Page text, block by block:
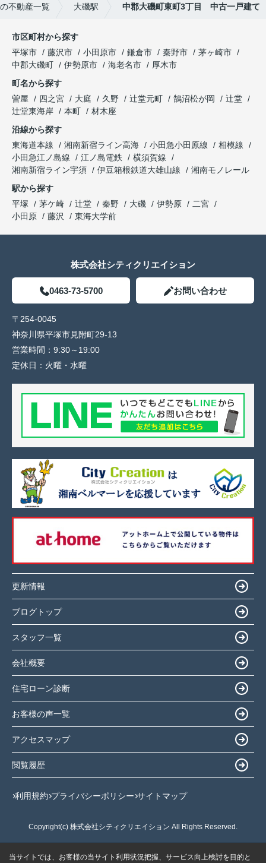
不動産一覧 大磯駅 中郡大磯町東町3丁目 中古一戸建て
市区町村から探す
平塚市
藤沢市 小田原市 鎌倉市 秦野市
茅ヶ崎市
中郡大磯町
伊勢原市 海老名市
厚木市
町名から探す
曽屋
四之宮 大庭 久野 辻堂元町 鵠沼松が岡
辻堂
辻堂東海岸
本町
材木座
沿線から探す
東海道本線
湘南新宿ライン高海 小田急小田原線
相模線
小田急江ノ島線
江ノ島電鉄
横須賀線
湘南新宿ライン宇須
伊豆箱根鉄道大雄山線
湘南モノレール
駅から探す
平塚
茅ケ崎 辻堂 秦野 大磯 伊勢原
二宮
小田原
藤沢 東海大学前
株式会社シティクリエイション
0463-73-5700 お問い合わせ
〒254-0045
神奈川県平塚市見附町29-13
営業時間： 9:30～19:00
定休日： 火曜・水曜
更新情報
ブログトップ
スタッフ一覧
会社概要
住宅ローン診断
お客様の声一覧
アクセスマップ
閲覧履歴
利用規約 プライバシーポリシー サイトマップ
Copyright(c) 株式会社シティクリエイション All Rights Reserved.
当サイトでは、お客様の当サイト利用状況把握、サービス向上検討を目的と